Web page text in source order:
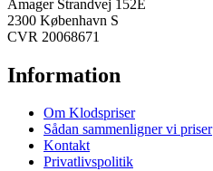
Amager Strandvej 152E
2300 København S
CVR 20068671
Information
Om Klodspriser
Sådan sammenligner vi priser
Kontakt
Privatlivspolitik